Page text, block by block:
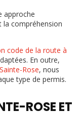
approche
la compréhension
code de la route à
En outre,
Rose, nous
type de permis.
ROSE ET